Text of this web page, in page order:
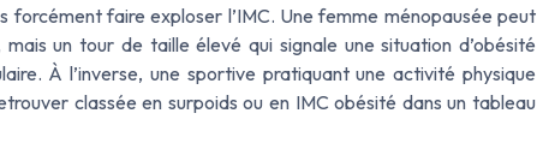
faire exploser l’IMC. Une femme ménopausée peut
un tour de taille élevé qui signale une situation d’obésité
À l’inverse, une sportive pratiquant une activité physique
classée en surpoids ou en IMC obésité dans un tableau